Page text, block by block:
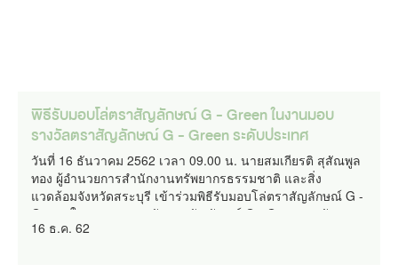
เน้นย้ำให้ข้าราชการทุกคนพัฒนาตนเองอย่างต่อเนื่อง ทั้งด้าน
ความรู้และความสามารถ ควบคู่กับการยึดมั่นในคุณธรรม
จริยธรรม ปฏิบัติหน้าที่ด้วยความซื่อสัตย์สุจริต และยึดหลักธร
รมาภิบาล โดยคำนึงถึงประโยชน์ของประเทศชาติและ
ประชาชนเป็นสำคัญ ดูน้อยลง
พิธีรับมอบโล่ตราสัญลักษณ์ G - Green ในงานมอบ
รางวัลตราสัญลักษณ์ G - Green ระดับประเทศ
วันที่ 16 ธันวาคม 2562 เวลา 09.00 น. นายสมเกียรติ สุสัณพูล
ทอง ผู้อำนวยการสำนักงานทรัพยากรธรรมชาติ และสิ่ง
แวดล้อมจังหวัดสระบุรี เข้าร่วมพิธีรับมอบโล่ตราสัญลักษณ์ G -
Green ในงานมอบรางวัลตราสัญลักษณ์ G - Green ระดับ
ประเทศ โดยมี นายวราวุธ ศิลปอาชา รัฐมนตรีว่าการกระทรวง
16 ธ.ค. 62